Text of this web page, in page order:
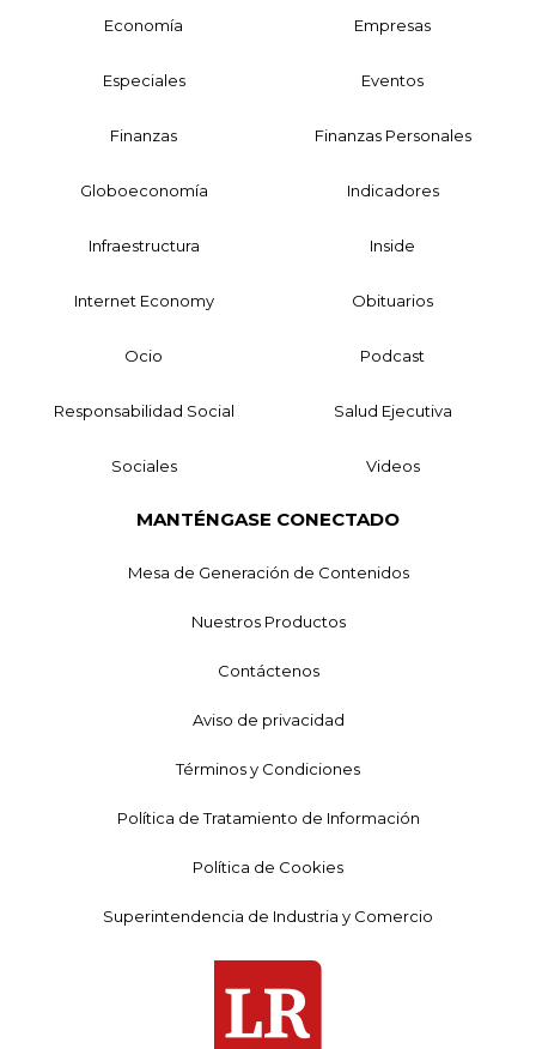
Economía Empresas
Especiales Eventos
Finanzas Finanzas Personales
Globoeconomía Indicadores
Infraestructura Inside
Internet Economy Obituarios
Ocio Podcast
Responsabilidad Social Salud Ejecutiva
Sociales Videos
MANTÉNGASE CONECTADO
Mesa de Generación de Contenidos
Nuestros Productos
Contáctenos
Aviso de privacidad
Términos y Condiciones
Política de Tratamiento de Información
Política de Cookies
Superintendencia de Industria y Comercio